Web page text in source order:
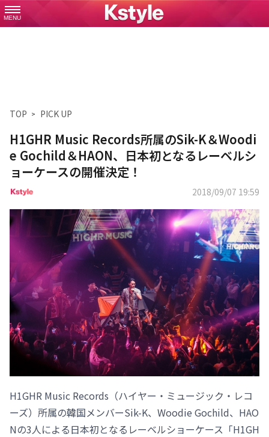
MENU
TOP PICK UP
H1GHR Music Records所属のSik-K＆Woodi
e Gochild＆HAON、日本初となるレーベルシ
ョーケースの開催決定！
2018/09/07 19:59
H1GHR Music Records（ハイヤー・ミュージック・レコ
ーズ）所属の韓国メンバーSik-K、Woodie Gochild、HAO
Nの3人による日本初となるレーベルショーケース「H1GH